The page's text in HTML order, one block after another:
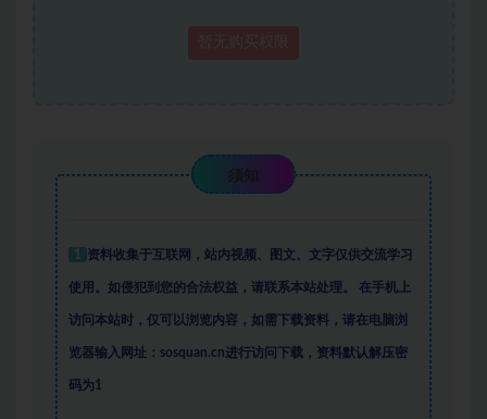
须知
1 资料收集于互联网 ， 站内视频、图文、文字仅供交流学习
使用。如侵犯到您的合法权益，请联系本站处理。 在手机上
访问本站时，仅可以浏览内容，如需下载资料，请在电脑浏
览器输入网址：sosquan.cn进行访问下载， 资料默认解压密
码为1